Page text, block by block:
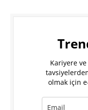
Kariyere
olmak için